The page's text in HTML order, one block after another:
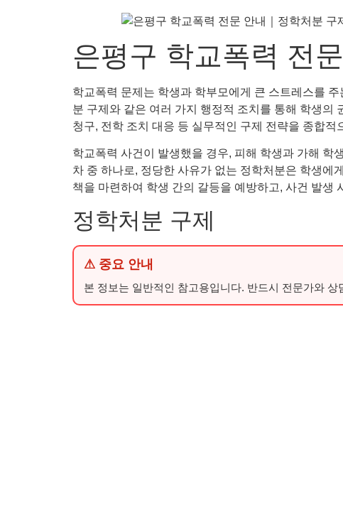
은평구 학교폭력 전
학교폭력 문제는 학생과 학부모에게 큰 스트레스를
분 구제와 같은 여러 가지 행정적 조치를 통해 학생의
청구, 전학 조치 대응 등 실무적인 구제 전략을 종합적
학교폭력 사건이 발생했을 경우, 피해 학생과 가해 학
차 중 하나로, 정당한 사유가 없는 정학처분은 학생에
책을 마련하여 학생 간의 갈등을 예방하고, 사건 발생
정학처분 구제
⚠ 중요 안내
본 정보는 일반적인 참고용입니다. 반드시 전문가와 상